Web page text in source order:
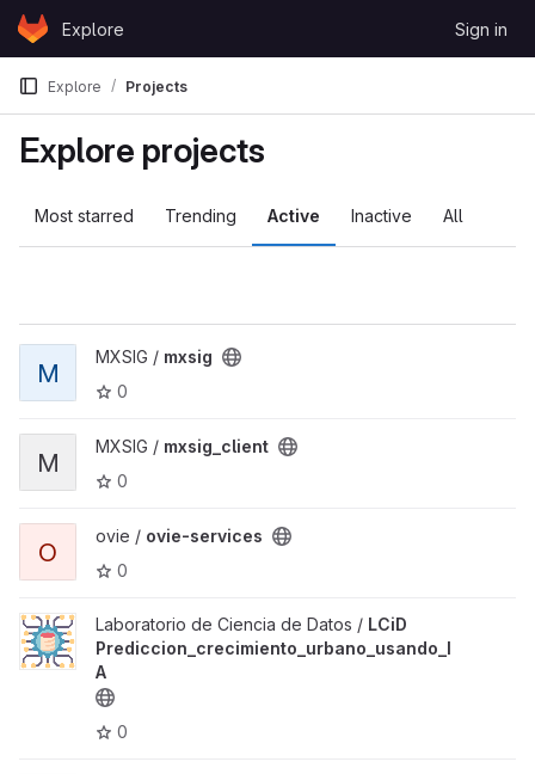
Skip to content
GitLabExplore Sign in
Explore Projects
Explore projects
Most starred Trending Active Inactive All
M
MXSIG / mxsig
0
M
MXSIG / mxsig_client
0
O
ovie / ovie-services
0
Laboratorio de Ciencia de Datos / LCiD
Prediccion_crecimiento_urbano_usando_I
A
0